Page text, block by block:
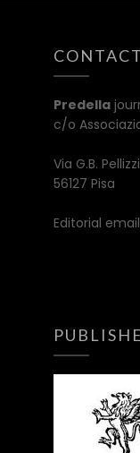
Predella
c/o
Via G.B.
56127 Pisa
Editorial